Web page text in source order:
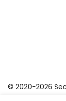
© 2020-2026